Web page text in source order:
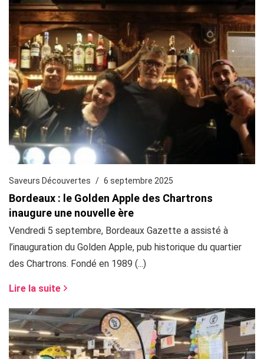
Saveurs Découvertes 6 septembre 2025
Bordeaux : le Golden Apple des Chartrons
inaugure une nouvelle ère
Vendredi 5 septembre, Bordeaux Gazette a assisté à
l’inauguration du Golden Apple, pub historique du quartier
des Chartrons. Fondé en 1989 (...)
Lire la suite